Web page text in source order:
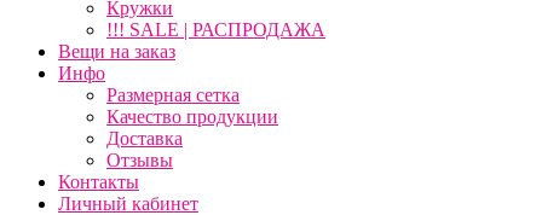
Кружки
!!! SALE | РАСПРОДАЖА
Вещи на заказ
Инфо
Размерная сетка
Качество продукции
Доставка
Отзывы
Контакты
Личный кабинет